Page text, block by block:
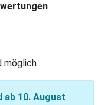
möglich
ab 10. August